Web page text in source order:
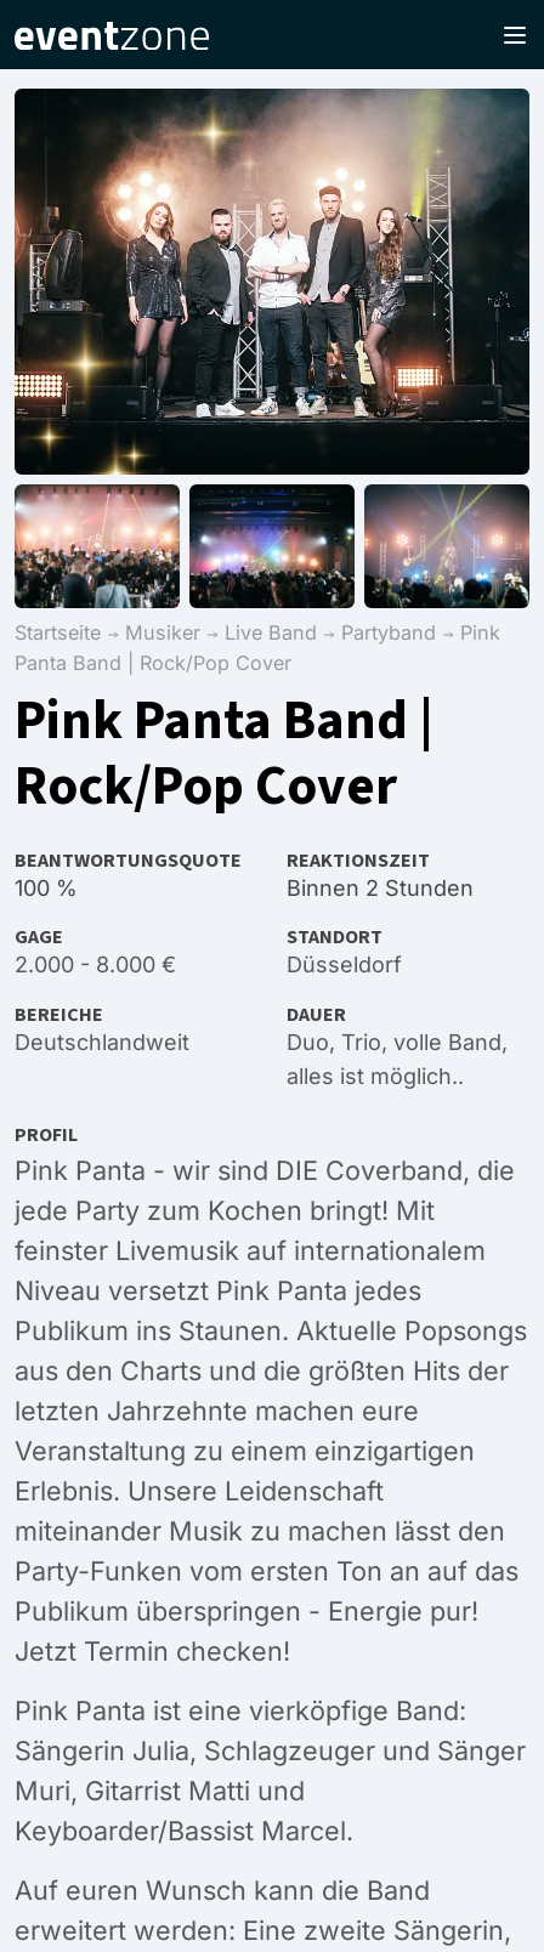
Startseite Musiker Live Band Partyband
Pink
Panta Band | Rock/Pop Cover
Pink Panta Band |
Rock/Pop Cover
BEANTWORTUNGSQUOTE
100 %
REAKTIONSZEIT
Binnen 2 Stunden
GAGE
2.000 - 8.000 €
STANDORT
Düsseldorf
BEREICHE
Deutschlandweit
DAUER
Duo, Trio, volle Band,
alles ist möglich..
PROFIL
Pink Panta - wir sind DIE Coverband, die
jede Party zum Kochen bringt! Mit
feinster Livemusik auf internationalem
Niveau versetzt Pink Panta jedes
Publikum ins Staunen. Aktuelle Popsongs
aus den Charts und die größten Hits der
letzten Jahrzehnte machen eure
Veranstaltung zu einem einzigartigen
Erlebnis. Unsere Leidenschaft
miteinander Musik zu machen lässt den
Party-Funken vom ersten Ton an auf das
Publikum überspringen - Energie pur!
Jetzt Termin checken!
Pink Panta ist eine vierköpfige Band:
Sängerin Julia, Schlagzeuger und Sänger
Muri, Gitarrist Matti und
Keyboarder/Bassist Marcel.
Auf euren Wunsch kann die Band
erweitert werden: Eine zweite Sängerin,